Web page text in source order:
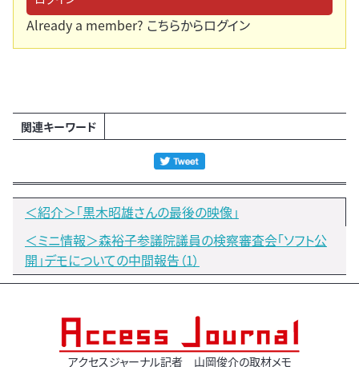
Already a member? こちらからログイン
関連キーワード
＜紹介＞「黒木昭雄さんの最後の映像」
＜ミニ情報＞森裕子参議院議員の検察審査会「ソフト公
開」デモについての中間報告（1）
アクセスジャーナル記者 山岡俊介の取材メモ